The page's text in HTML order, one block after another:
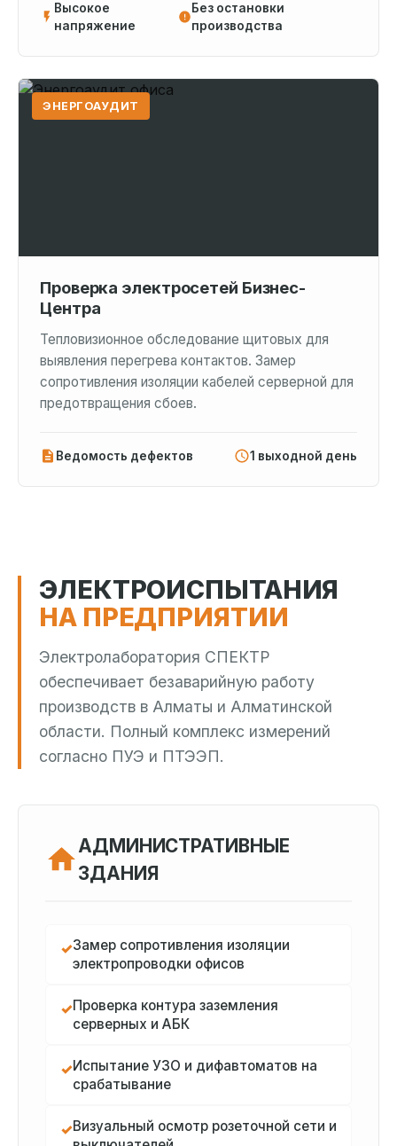
Высокое
напряжение
Без остановки
производства
ЭНЕРГОАУДИТ
Проверка электросетей Бизнес-
Центра
Тепловизионное обследование щитовых для
выявления перегрева контактов. Замер
сопротивления изоляции кабелей серверной для
предотвращения сбоев.
Ведомость дефектов 1 выходной день
ЭЛЕКТРОИСПЫТАНИЯ
НА ПРЕДПРИЯТИИ
Электролаборатория СПЕКТР
обеспечивает безаварийную работу
производств в Алматы и Алматинской
области. Полный комплекс измерений
согласно ПУЭ и ПТЭЭП.
АДМИНИСТРАТИВНЫЕ
ЗДАНИЯ
✓Замер сопротивления изоляции
электропроводки офисов
✓Проверка контура заземления
серверных и АБК
✓Испытание УЗО и дифавтоматов на
срабатывание
✓Визуальный осмотр розеточной сети и